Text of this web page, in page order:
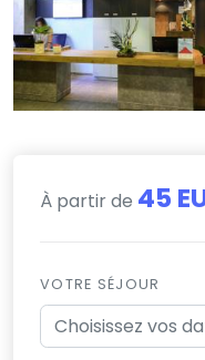
À partir de 45
VOTRE SÉJOUR